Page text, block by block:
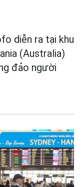
diễn ra tại khu
(Australia)
đảo người